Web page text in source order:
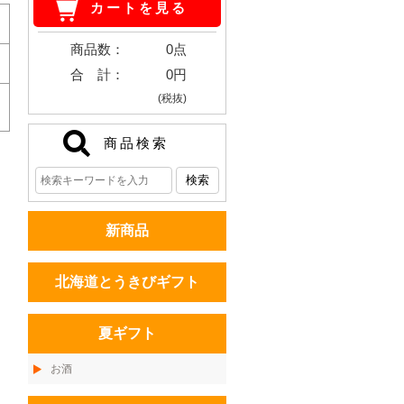
カートを見る
商品数：
0点
合 計：
0円
(税抜)
商品検索
新商品
北海道とうきびギフト
夏ギフト
お酒